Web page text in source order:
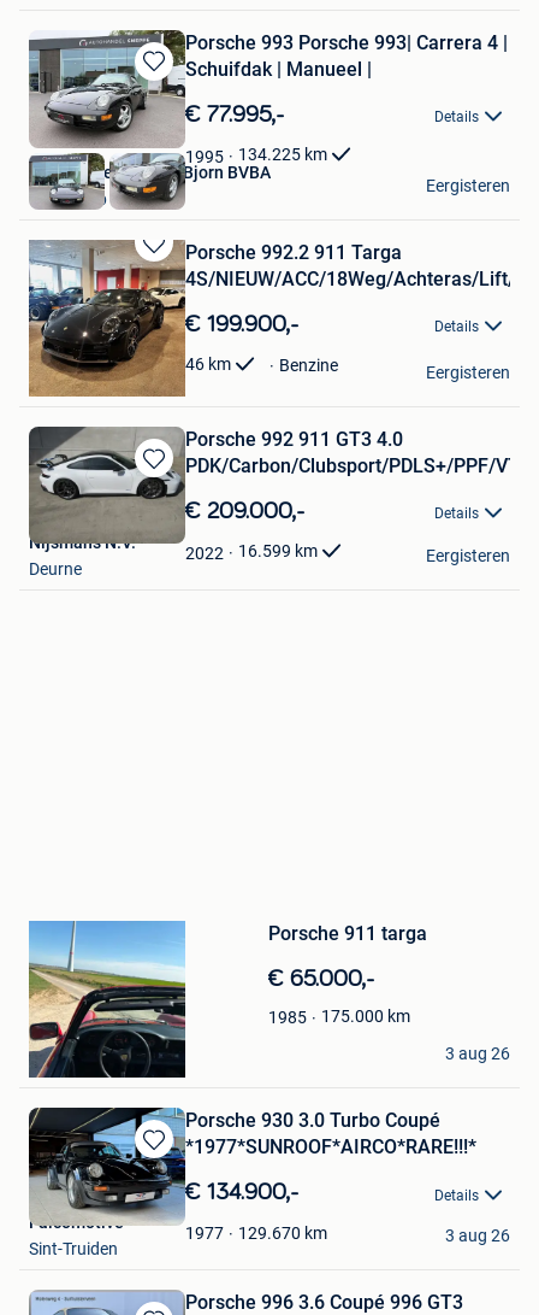
Bewaren
in
Mijn
Favorieten
Porsche 993 Porsche 993| Carrera 4 |
Schuifdak | Manueel |
€ 77.995,- Details
1995 134.225 km
Autohandel Sneppe Bjorn BVBA
Oostkamp
Eergisteren
Bewaren
in
Mijn
Favorieten
Porsche 992.2 911 Targa
4S/NIEUW/ACC/18Weg/Achteras/Lift/
€ 199.900,- Details
46 km Benzine
Nijsmans N.V.
Deurne
Eergisteren
Bewaren
in
Favorieten
Porsche 992 911 GT3 4.0
PDK/Carbon/Clubsport/PDLS+/PPF/VTS
€ 209.000,- Details
2022 16.599 km
Nijsmans N.V.
Deurne
Eergisteren
Mijn
Porsche 911 targa
€ 65.000,-
1985 175.000 km
Castronovo
Maurage
3 aug 26
Bewaren
in
Mijn
Favorieten
Porsche 930 3.0 Turbo Coupé
*1977*SUNROOF*AIRCO*RARE!!!*
€ 134.900,- Details
1977 129.670 km
Falcomotive
Sint-Truiden
3 aug 26
Porsche 996 3.6 Coupé 996 GT3